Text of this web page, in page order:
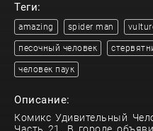
Теги:
amazing spider man
песочный человек
человек паук
Описание:
Комикс Удивительный